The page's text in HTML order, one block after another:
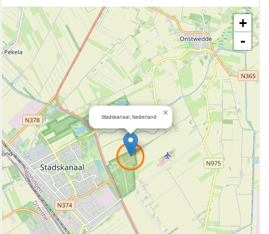
Stadskanaal, Nederland ×
+
-